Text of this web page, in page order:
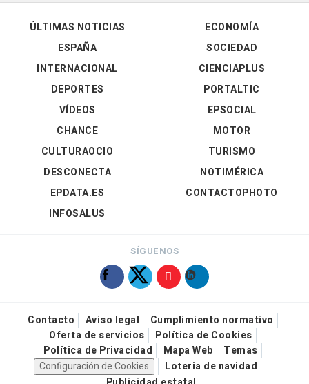
ÚLTIMAS NOTICIAS
ESPAÑA
INTERNACIONAL
DEPORTES
VÍDEOS
ECONOMÍA
SOCIEDAD
CIENCIAPLUS
PORTALTIC
EPSOCIAL
CHANCE
CULTURAOCIO
DESCONECTA
EPDATA.ES
INFOSALUS
MOTOR
TURISMO
NOTIMÉRICA
CONTACTOPHOTO
SÍGUENOS
Contacto Aviso legal
Cumplimiento normativo
Oferta de servicios
Política de Cookies
Política de Privacidad
Mapa Web
Temas
Configuración de Cookies
Loteria de navidad